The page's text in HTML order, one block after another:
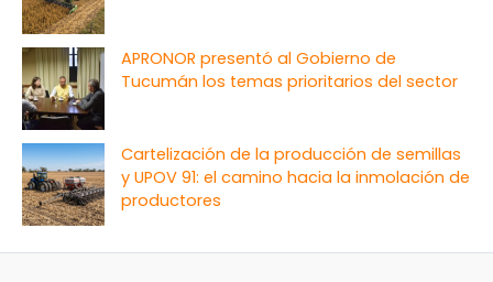
APRONOR presentó al Gobierno de
Tucumán los temas prioritarios del sector
Cartelización de la producción de semillas
y UPOV 91: el camino hacia la inmolación de
productores